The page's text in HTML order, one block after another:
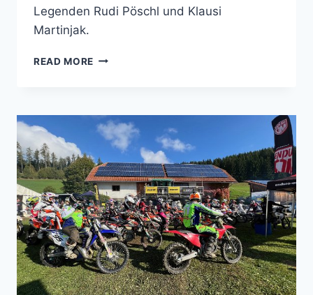
Legenden Rudi Pöschl und Klausi
Martinjak.
READ MORE TOML